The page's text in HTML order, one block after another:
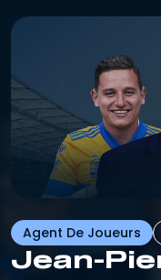
Agent De Joueurs
Jean-